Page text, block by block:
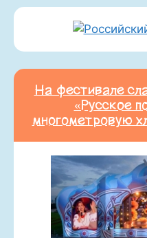
На фестивале
«Русское
многометровую